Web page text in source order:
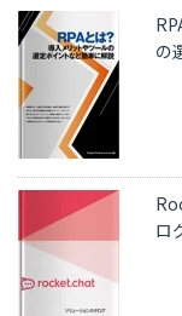
の
ロ